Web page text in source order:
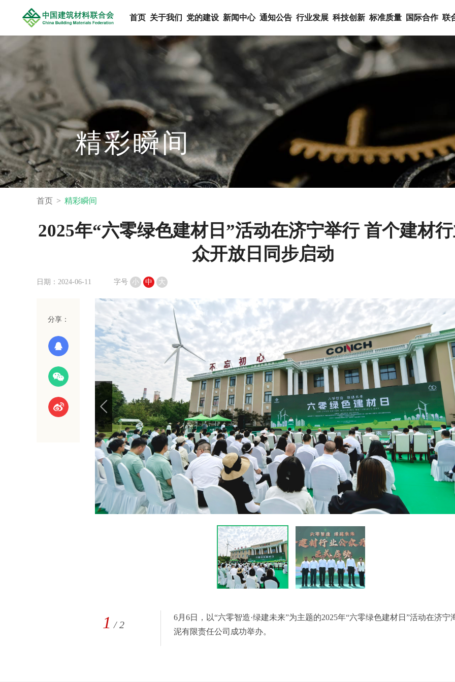
首页 关于我们 党的建设 新闻中心 通知公告 行业发展 科技创新 标准质量 国际合作 联
精彩瞬间
首页 精彩瞬间
2025年“六零绿色建材日”活动在济宁举行 首个建材
众开放日同步启动
日期：2024-06-11 字号 小 中 大
分享：
1 /2
6月6日，以“六零智造·绿建未来”为主题的2025年“六零绿色建材日”活动在济宁
泥有限责任公司成功举办。